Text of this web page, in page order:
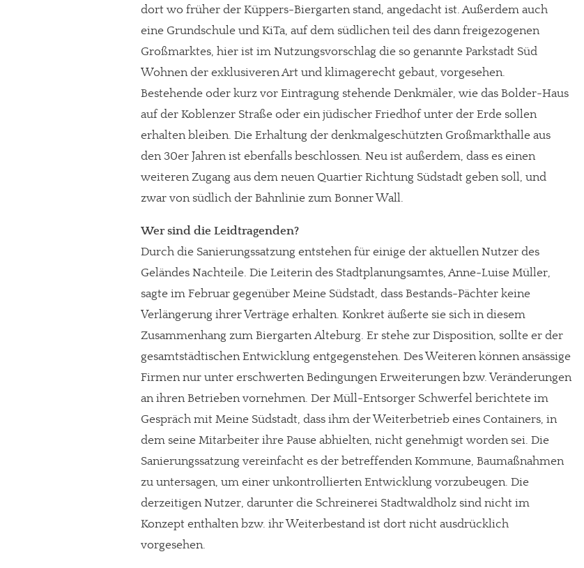
JETZT SPENDEN Schon erledigt!
dort wo früher der Küppers-Biergarten stand, angedacht ist. Außerdem auch
eine Grundschule und KiTa, auf dem südlichen teil des dann freigezogenen
Großmarktes, hier ist im Nutzungsvorschlag die so genannte Parkstadt Süd 
Wohnen der exklusiveren Art und klimagerecht gebaut, vorgesehen.
Bestehende oder kurz vor Eintragung stehende Denkmäler, wie das Bolder-Haus
auf der Koblenzer Straße oder ein jüdischer Friedhof unter der Erde sollen
erhalten bleiben. Die Erhaltung der denkmalgeschützten Großmarkthalle aus
den 30er Jahren ist ebenfalls beschlossen. Neu ist außerdem, dass es einen
weiteren Zugang aus dem neuen Quartier Richtung Südstadt geben soll, und
zwar von südlich der Bahnlinie zum Bonner Wall.
Wer sind die Leidtragenden?
Durch die Sanierungssatzung entstehen für einige der aktuellen Nutzer des
Geländes Nachteile. Die Leiterin des Stadtplanungsamtes, Anne-Luise Müller,
sagte im Februar gegenüber Meine Südstadt, dass Bestands-Pächter keine
Verlängerung ihrer Verträge erhalten. Konkret äußerte sie sich in diesem
Zusammenhang zum Biergarten Alteburg. Er stehe zur Disposition, sollte er der
gesamtstädtischen Entwicklung entgegenstehen. Des Weiteren können ansässige
Firmen nur unter erschwerten Bedingungen Erweiterungen bzw. Veränderungen
an ihren Betrieben vornehmen. Der Müll-Entsorger Schwerfel berichtete im
Gespräch mit Meine Südstadt, dass ihm der Weiterbetrieb eines Containers, in
dem seine Mitarbeiter ihre Pause abhielten, nicht genehmigt worden sei. Die
Sanierungssatzung vereinfacht es der betreffenden Kommune, Baumaßnahmen
zu untersagen, um einer unkontrollierten Entwicklung vorzubeugen. Die
derzeitigen Nutzer, darunter die Schreinerei Stadtwaldholz sind nicht im
Konzept enthalten bzw. ihr Weiterbestand ist dort nicht ausdrücklich
vorgesehen.